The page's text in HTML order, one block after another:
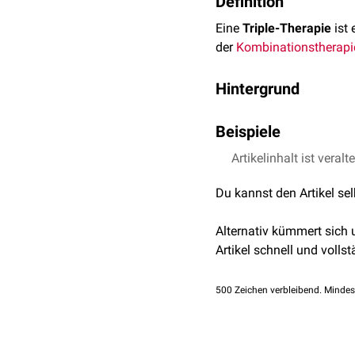
Eine Triple-Therapie ist
der
Hintergrund
beeinflussen. Allerdings
Nebenwirkungender
Beispiele
Triple-Therapien zur
Telaprevir,
Amoxicillin,
Metronidazol ,
Artikelinhalt ist
Du kannst den Artikel
Alternativ kümmert sich
Artikel schnell und
500 Zeichen verbleibend.